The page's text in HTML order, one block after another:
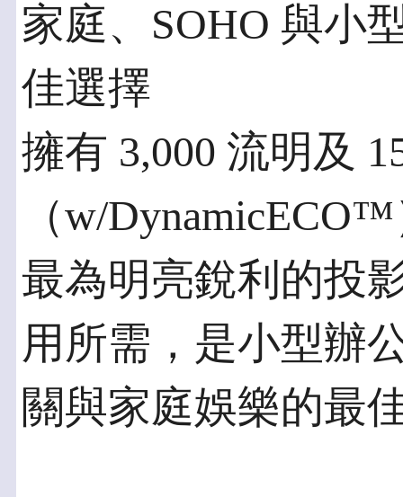
家庭、SOHO 與小
佳選擇
擁有 3,000 流明及
（w/
最為明亮銳利的投
用所需，是小型辦
關與家庭娛樂的最